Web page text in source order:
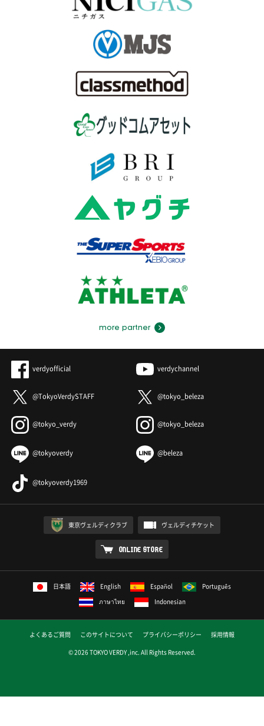
more partner
verdyofficial verdychannel
@TokyoVerdySTAFF @tokyo_beleza
@tokyo_verdy @tokyo_beleza
@tokyoverdy @beleza
@tokyoverdy1969
東京ヴェルディクラブ ヴェルディチケット
ONLINE STORE
日本語 English Español
Português
ภาษาไทย
Indonesian
よくあるご質問 このサイトについて プライバシーポリシー
採用情報
© 2026 TOKYO VERDY ,inc. All Rights Reserved.